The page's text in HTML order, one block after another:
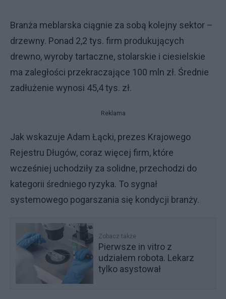
Branża meblarska ciągnie za sobą kolejny sektor –
drzewny. Ponad 2,2 tys. firm produkujących
drewno, wyroby tartaczne, stolarskie i ciesielskie
ma zaległości przekraczające 100 mln zł. Średnie
zadłużenie wynosi 45,4 tys. zł.
Reklama
Jak wskazuje Adam Łącki, prezes Krajowego
Rejestru Długów, coraz więcej firm, które
wcześniej uchodziły za solidne, przechodzi do
kategorii średniego ryzyka. To sygnał
systemowego pogarszania się kondycji branży.
Zobacz także
Pierwsze in vitro z
udziałem robota. Lekarz
tylko asystował